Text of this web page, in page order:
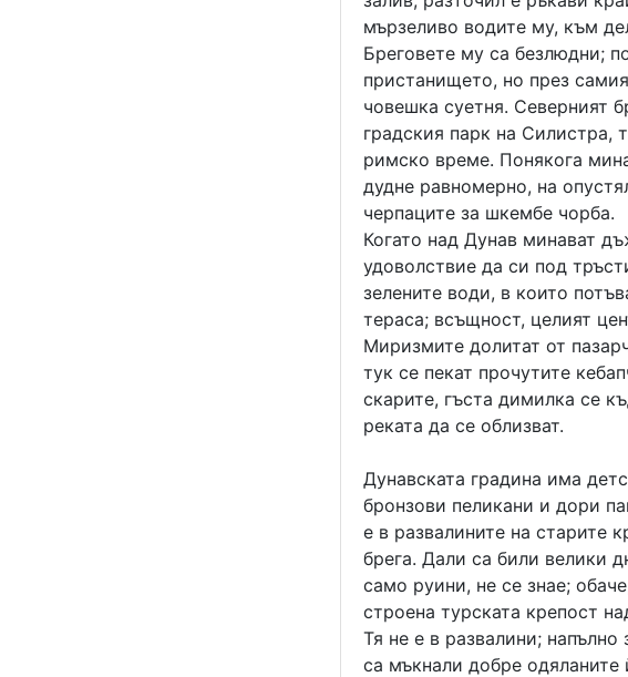
мързеливо водите му, към
Бреговете му са безлюдни;
пристанището, но през
човешка суетня. Северният
градския парк на Силистра,
римско време. Понякога
дудне равномерно, на
черпаците за шкембе чорба.
Когато над Дунав минават
удоволствие да си под
зелените води, в които
тераса; всъщност, целият
Миризмите долитат от
тук се пекат прочутите
скарите, гъста димилка се
реката да се облизват.
Дунавската градина има
бронзови пеликани и дори
е в развалините на старите
брега. Дали са били велики
само руини, не се знае;
строена турската крепост
Тя не е в развалини; напълно
са мъкнали добре